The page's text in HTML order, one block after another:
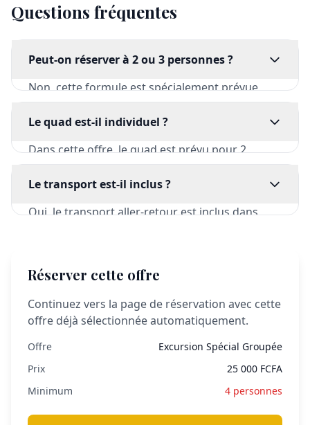
Questions fréquentes
Peut-on réserver à 2 ou 3 personnes ?
Non, cette formule est spécialement prévue
pour les groupes et la réservation est
disponible à partir de 4 personnes.
Le quad est-il individuel ?
Dans cette offre, le quad est prévu pour 2
personnes par machine.
Le transport est-il inclus ?
Oui, le transport aller-retour est inclus dans
Réserver cette offre
Continuez vers la page de réservation avec cette
offre déjà sélectionnée automatiquement.
Offre
Excursion Spécial Groupée
Prix
25 000 FCFA
Minimum
4 personnes